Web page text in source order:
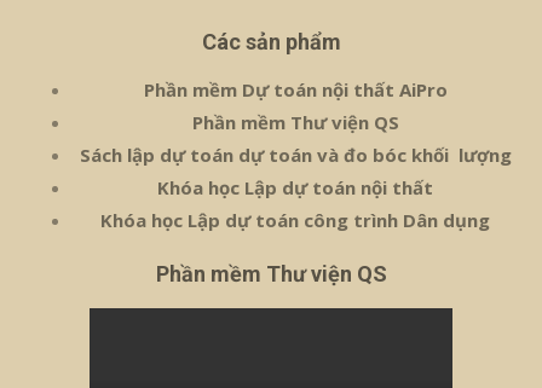
Các sản phẩm
Phần mềm Dự toán nội thất AiPro
Phần mềm Thư viện QS
Sách lập dự toán dự toán và đo bóc khối lượng
Khóa học Lập dự toán nội thất
Khóa học Lập dự toán công trình Dân dụng
Phần mềm Thư viện QS